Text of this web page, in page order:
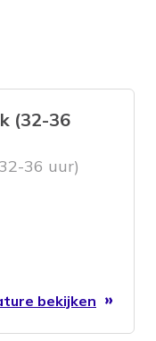
(32-36
36 uur)
bekijken